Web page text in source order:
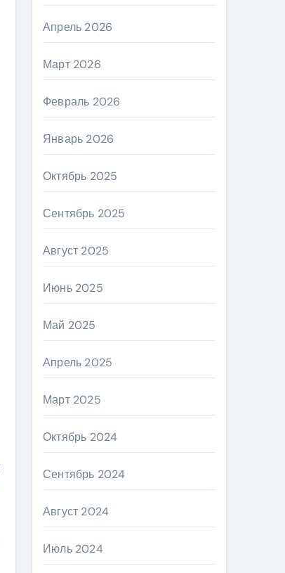
Апрель 2026
Март 2026
Февраль 2026
Январь 2026
Октябрь 2025
Сентябрь 2025
Август 2025
Июнь 2025
Май 2025
Апрель 2025
Март 2025
Октябрь 2024
Сентябрь 2024
Август 2024
Июль 2024